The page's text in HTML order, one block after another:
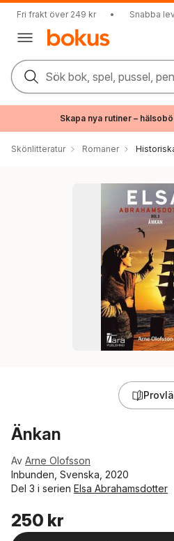
Fri frakt över 249 kr • Snabba
Sök bok, spel, pussel,
Skapa nya rutiner –
Skönlitteratur Romaner
Änkan
Av Arne Olofsson
Inbunden, Svenska, 2020
Del 3 i serien Elsa Abrahamsdotter
250 kr